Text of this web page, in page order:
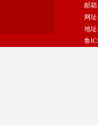
邮箱
网
地
鲁